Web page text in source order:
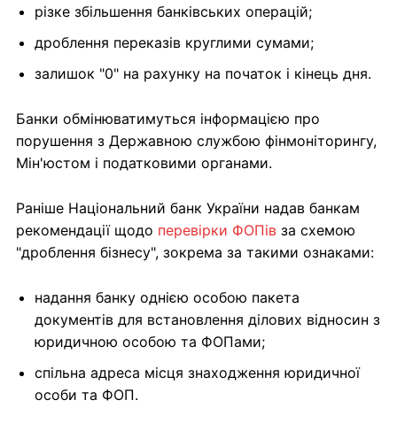
різке збільшення банківських операцій;
дроблення переказів круглими сумами;
залишок "0" на рахунку на початок і кінець дня.
Банки обмінюватимуться інформацією про
порушення з Державною службою фінмоніторингу,
Мін'юстом і податковими органами.
Раніше Національний банк України надав банкам
рекомендації щодо перевірки ФОПів за схемою
"дроблення бізнесу", зокрема за такими ознаками:
надання банку однією особою пакета
документів для встановлення ділових відносин з
юридичною особою та ФОПами;
спільна адреса місця знаходження юридичної
особи та ФОП.